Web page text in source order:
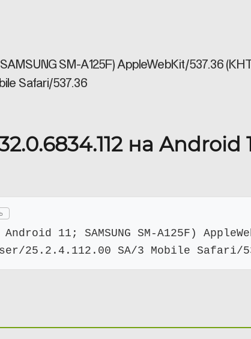
SM-A125F) AppleWebKit/537.36
Safari/537.36
на
11; SAMSUNG SM-A125F)
25.2.4.112.00 SA/3 Mobile Safari/